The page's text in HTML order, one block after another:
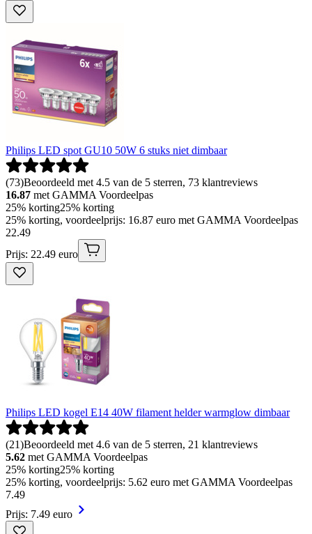
Philips LED spot GU10 50W 6 stuks niet dimbaar
(73)Beoordeeld met 4.5 van de 5 sterren, 73 klantreviews
16.87 met GAMMA Voordeelpas
25% korting25% korting
25% korting, voordeelprijs: 16.87 euro met GAMMA Voordeelpas
22.49
Prijs: 22.49 euro
Philips LED kogel E14 40W filament helder warmglow dimbaar
(21)Beoordeeld met 4.6 van de 5 sterren, 21 klantreviews
5.62 met GAMMA Voordeelpas
25% korting25% korting
25% korting, voordeelprijs: 5.62 euro met GAMMA Voordeelpas
7.49
Prijs: 7.49 euro